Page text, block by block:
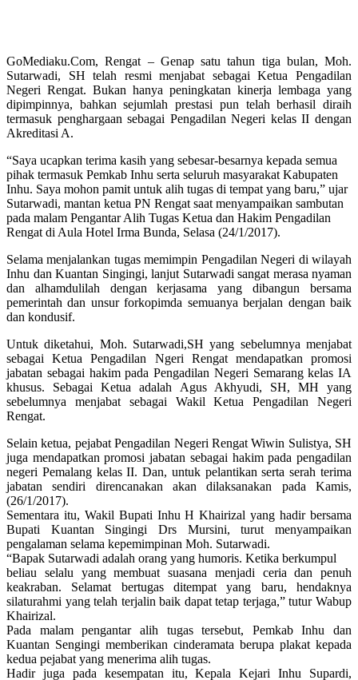
GoMediaku.Com, Rengat – Genap satu tahun tiga bulan, Moh.
Sutarwadi, SH telah resmi menjabat sebagai Ketua Pengadilan
Negeri Rengat. Bukan hanya peningkatan kinerja lembaga yang
dipimpinnya, bahkan sejumlah prestasi pun telah berhasil diraih
termasuk penghargaan sebagai Pengadilan Negeri kelas II dengan
Akreditasi A.
“Saya ucapkan terima kasih yang sebesar-besarnya kepada semua
pihak termasuk Pemkab Inhu serta seluruh masyarakat Kabupaten
Inhu. Saya mohon pamit untuk alih tugas di tempat yang baru,” ujar
Sutarwadi, mantan ketua PN Rengat saat menyampaikan sambutan
pada malam Pengantar Alih Tugas Ketua dan Hakim Pengadilan
Rengat di Aula Hotel Irma Bunda, Selasa (24/1/2017).
Selama menjalankan tugas memimpin Pengadilan Negeri di wilayah
Inhu dan Kuantan Singingi, lanjut Sutarwadi sangat merasa nyaman
dan alhamdulilah dengan kerjasama yang dibangun bersama
pemerintah dan unsur forkopimda semuanya berjalan dengan baik
dan kondusif.
Untuk diketahui, Moh. Sutarwadi,SH yang sebelumnya menjabat
sebagai Ketua Pengadilan Ngeri Rengat mendapatkan promosi
jabatan sebagai hakim pada Pengadilan Negeri Semarang kelas IA
khusus. Sebagai Ketua adalah Agus Akhyudi, SH, MH yang
sebelumnya menjabat sebagai Wakil Ketua Pengadilan Negeri
Rengat.
Selain ketua, pejabat Pengadilan Negeri Rengat Wiwin Sulistya, SH
juga mendapatkan promosi jabatan sebagai hakim pada pengadilan
negeri Pemalang kelas II. Dan, untuk pelantikan serta serah terima
jabatan sendiri direncanakan akan dilaksanakan pada Kamis,
(26/1/2017).
Sementara itu, Wakil Bupati Inhu H Khairizal yang hadir bersama
Bupati Kuantan Singingi Drs Mursini, turut menyampaikan
pengalaman selama kepemimpinan Moh. Sutarwadi.
“Bapak Sutarwadi adalah orang yang humoris. Ketika berkumpul
beliau selalu yang membuat suasana menjadi ceria dan penuh
keakraban. Selamat bertugas ditempat yang baru, hendaknya
silaturahmi yang telah terjalin baik dapat tetap terjaga,” tutur Wabup
Khairizal.
Pada malam pengantar alih tugas tersebut, Pemkab Inhu dan
Kuantan Sengingi memberikan cinderamata berupa plakat kepada
kedua pejabat yang menerima alih tugas.
Hadir juga pada kesempatan itu, Kepala Kejari Inhu Supardi,